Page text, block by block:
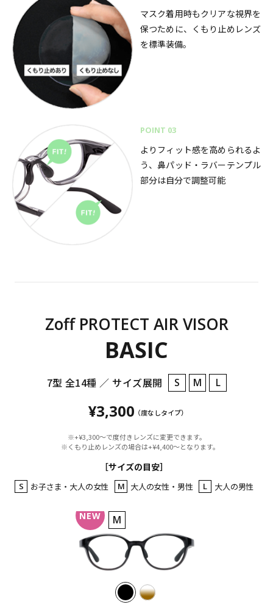
マスク着用時もクリアな視界を
保つために、くもり止めレンズ
を標準装備。
POINT 03
よりフィット感を高められるよ
う、鼻パッド・ラバーテンプル
部分は自分で調整可能
Zoff PROTECT AIR VISOR
BASIC
7型 全14種 ／ サイズ展開 S M L
¥3,300 （度なしタイプ）
※+¥3,300〜で度付きレンズに変更できます。
※くもり止めレンズの場合は+¥4,400〜となります。
［サイズの目安］
S お子さま・大人の女性 M 大人の女性・男性 L 大人の男性
M